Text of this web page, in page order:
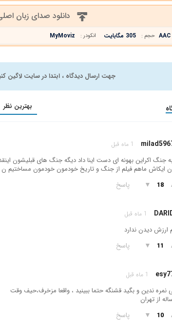
دانلود صدای زبان
AAC حجم : 305 مگابایت انکودر : MyMoviz
جهت ارسال دیدگاه ، ابتدا در سایت لاگین
بهترین نظر
1 ماه قبل
جنگ اکراین بهونه ای دست اینا داد دیگه جنگ های قبلیشون
ایکاش ماهم فیلم از جنگ و تاریخ خودمون خودمون مساختیم
18
▼ پاسخ
1 ماه قبل
ارزش دیدن ندارد
11
▼ پاسخ
1 ماه قبل
نمرە ندین و بگید قشنگە حتما ببینید ، واقعا مزخرف،حیف وقت
10
▼ پاسخ